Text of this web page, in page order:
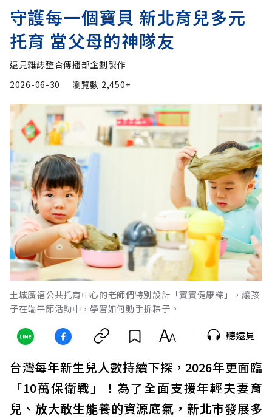
守護每一個寶貝 新北育兒多元
托育 當父母的神隊友
遠見雜誌整合傳播部企劃製作
2026-06-30
瀏覽數 2,450+
土城廣福公共托育中心的老師們特別設計「寶寶健康粽」，讓孩
子在端午節活動中，學習如何動手拆粽子。
聽遠見
台灣每年新生兒人數持續下探，2026年更面臨
「10萬保衛戰」！為了全面支援年輕夫妻育
兒、放大敢生能養的資源底氣，新北市發展多